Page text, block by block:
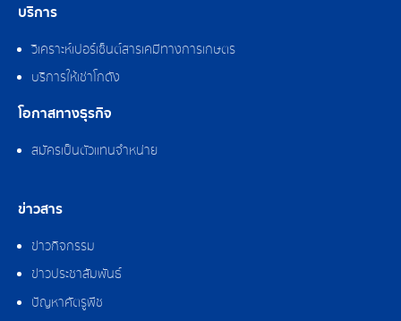
บริการ
วิเคราะห์เปอร์เซ็นต์สารเคมีทางการเกษตร
บริการให้เช่าโกดัง
โอกาสทางธุรกิจ
สมัครเป็นตัวแทนจำหน่าย
ข่าวสาร
ข่าวกิจกรรม
ข่าวประชาสัมพันธ์
ปัญหาศัตรูพืช